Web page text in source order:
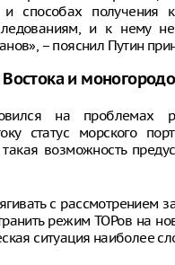
и способах
и к нему
– пояснил Путин
и
на проблемах
статус морского
возможность
с
режим ТОРов на
ситуация наиболее